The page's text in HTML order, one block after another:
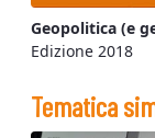
Geopolitica (e
Edizione 2018
Tematica